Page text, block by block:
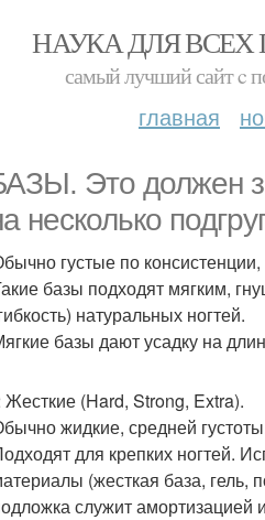
НАУКА ДЛЯ
самый лучший сайт c
главная
Это должен
несколько
густые по
базы подходят мягким,
натуральных ногтей.
базы дают усадку на
Жесткие (Hard, Strong, Extra).
жидкие, средней
для крепких ногтей.
(жесткая база, гель,
служит